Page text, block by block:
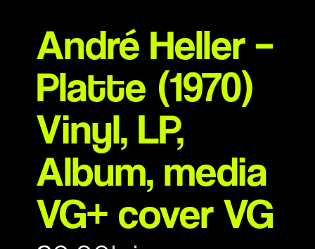
André Heller –
Platte (1970)
Vinyl, LP,
Album, media
VG+ cover VG